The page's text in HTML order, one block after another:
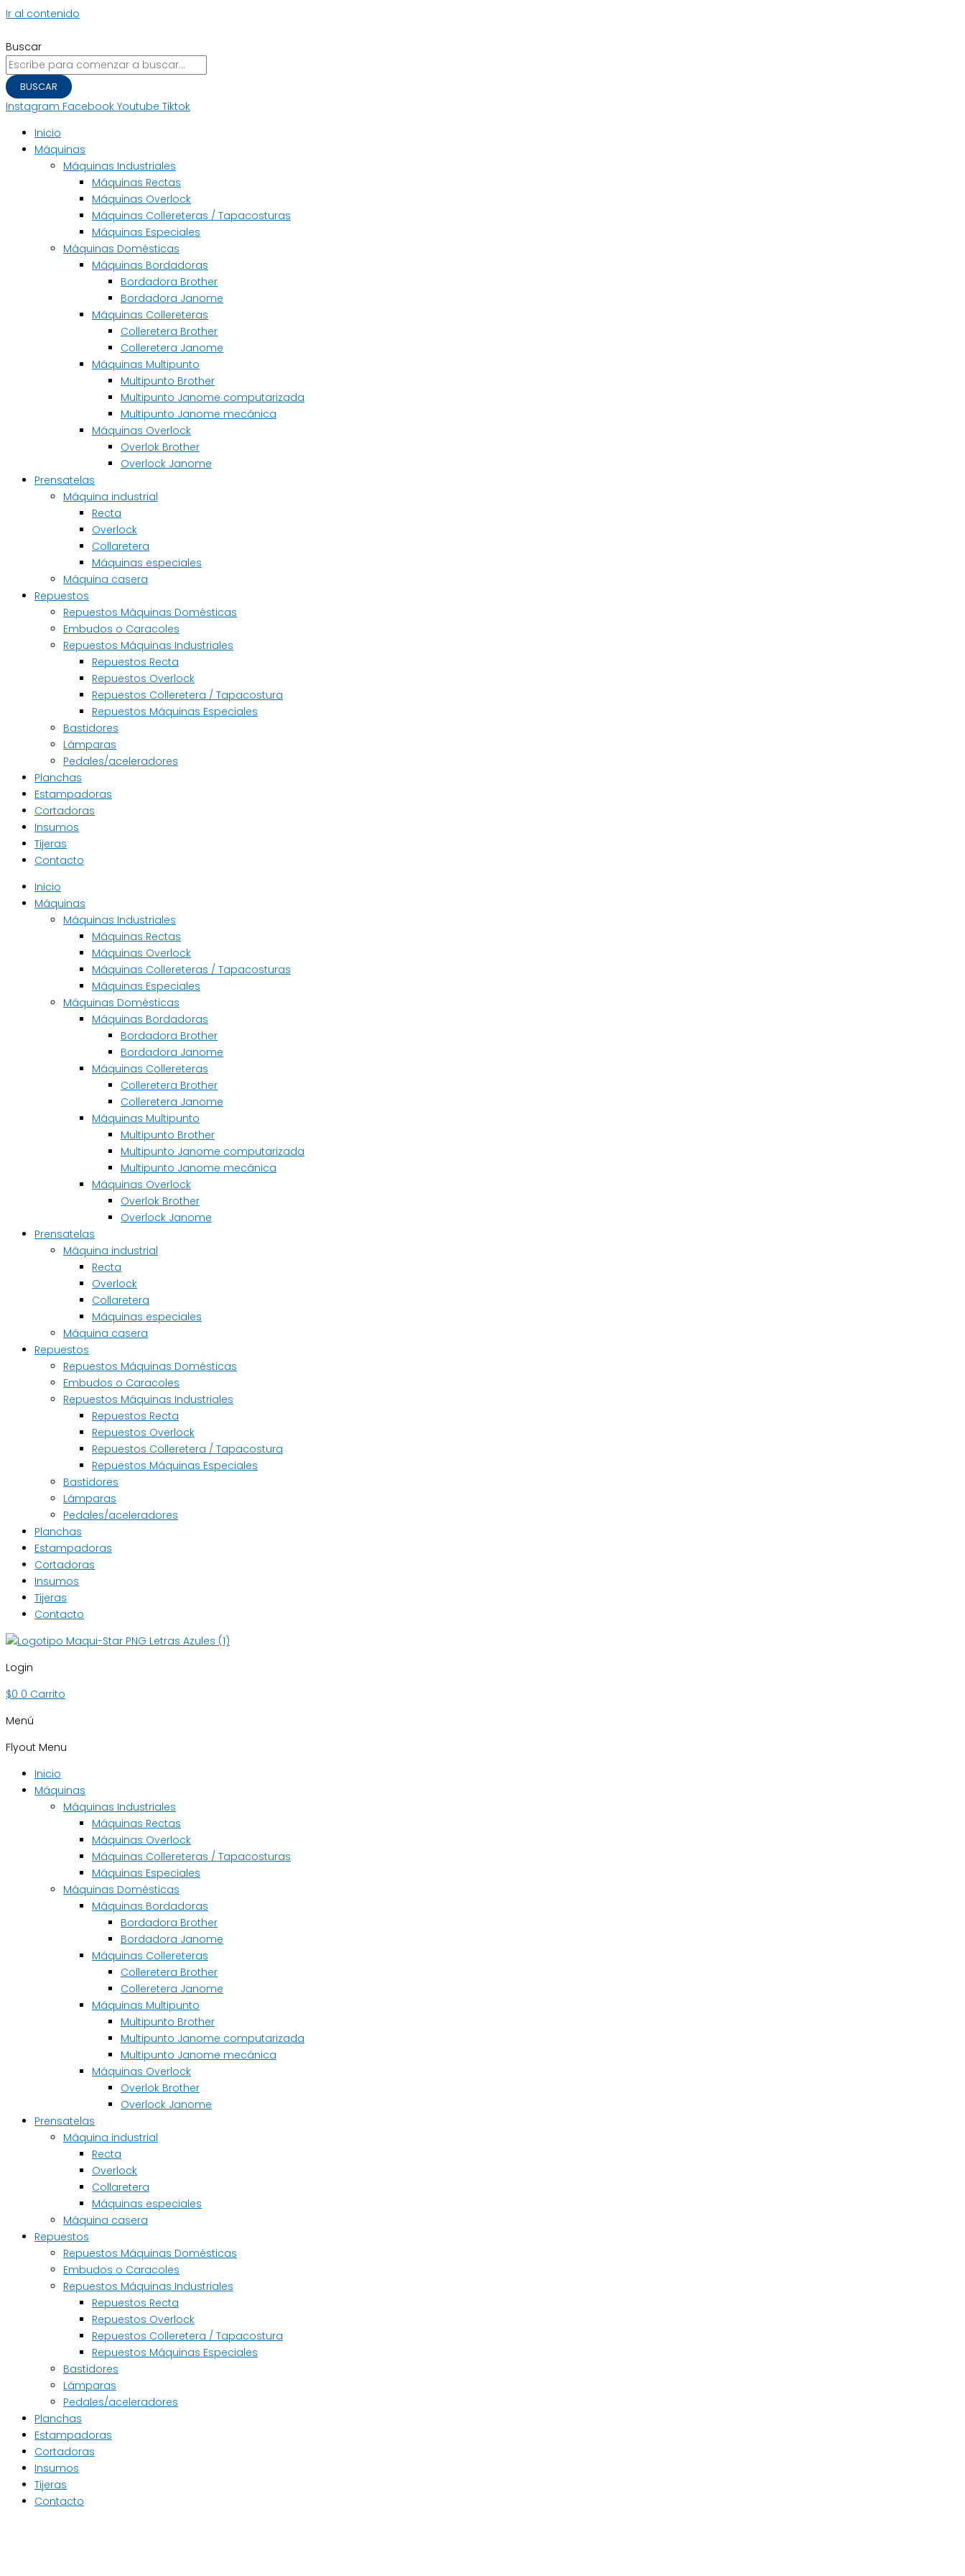
Ir al contenido
Buscar
BUSCAR
Instagram Facebook Youtube Tiktok
Inicio
Máquinas
Máquinas Industriales
Máquinas Rectas
Máquinas Overlock
Máquinas Collereteras / Tapacosturas
Máquinas Especiales
Máquinas Domésticas
Máquinas Bordadoras
Bordadora Brother
Bordadora Janome
Máquinas Collereteras
Colleretera Brother
Colleretera Janome
Máquinas Multipunto
Multipunto Brother
Multipunto Janome computarizada
Multipunto Janome mecánica
Máquinas Overlock
Overlok Brother
Overlock Janome
Prensatelas
Máquina industrial
Recta
Overlock
Collaretera
Máquinas especiales
Máquina casera
Repuestos
Repuestos Máquinas Domésticas
Embudos o Caracoles
Repuestos Máquinas Industriales
Repuestos Recta
Repuestos Overlock
Repuestos Colleretera / Tapacostura
Repuestos Máquinas Especiales
Bastidores
Lámparas
Pedales/aceleradores
Planchas
Estampadoras
Cortadoras
Insumos
Tijeras
Contacto
Inicio
Máquinas
Máquinas Industriales
Máquinas Rectas
Máquinas Overlock
Máquinas Collereteras / Tapacosturas
Máquinas Especiales
Máquinas Domésticas
Máquinas Bordadoras
Bordadora Brother
Bordadora Janome
Máquinas Collereteras
Colleretera Brother
Colleretera Janome
Máquinas Multipunto
Multipunto Brother
Multipunto Janome computarizada
Multipunto Janome mecánica
Máquinas Overlock
Overlok Brother
Overlock Janome
Prensatelas
Máquina industrial
Recta
Overlock
Collaretera
Máquinas especiales
Máquina casera
Repuestos
Repuestos Máquinas Domésticas
Embudos o Caracoles
Repuestos Máquinas Industriales
Repuestos Recta
Repuestos Overlock
Repuestos Colleretera / Tapacostura
Repuestos Máquinas Especiales
Bastidores
Lámparas
Pedales/aceleradores
Planchas
Estampadoras
Cortadoras
Insumos
Tijeras
Contacto
Login
$0 0 Carrito
Menú
Flyout Menu
Inicio
Máquinas
Máquinas Industriales
Máquinas Rectas
Máquinas Overlock
Máquinas Collereteras / Tapacosturas
Máquinas Especiales
Máquinas Domésticas
Máquinas Bordadoras
Bordadora Brother
Bordadora Janome
Máquinas Collereteras
Colleretera Brother
Colleretera Janome
Máquinas Multipunto
Multipunto Brother
Multipunto Janome computarizada
Multipunto Janome mecánica
Máquinas Overlock
Overlok Brother
Overlock Janome
Prensatelas
Máquina industrial
Recta
Overlock
Collaretera
Máquinas especiales
Máquina casera
Repuestos
Repuestos Máquinas Domésticas
Embudos o Caracoles
Repuestos Máquinas Industriales
Repuestos Recta
Repuestos Overlock
Repuestos Colleretera / Tapacostura
Repuestos Máquinas Especiales
Bastidores
Lámparas
Pedales/aceleradores
Planchas
Estampadoras
Cortadoras
Insumos
Tijeras
Contacto